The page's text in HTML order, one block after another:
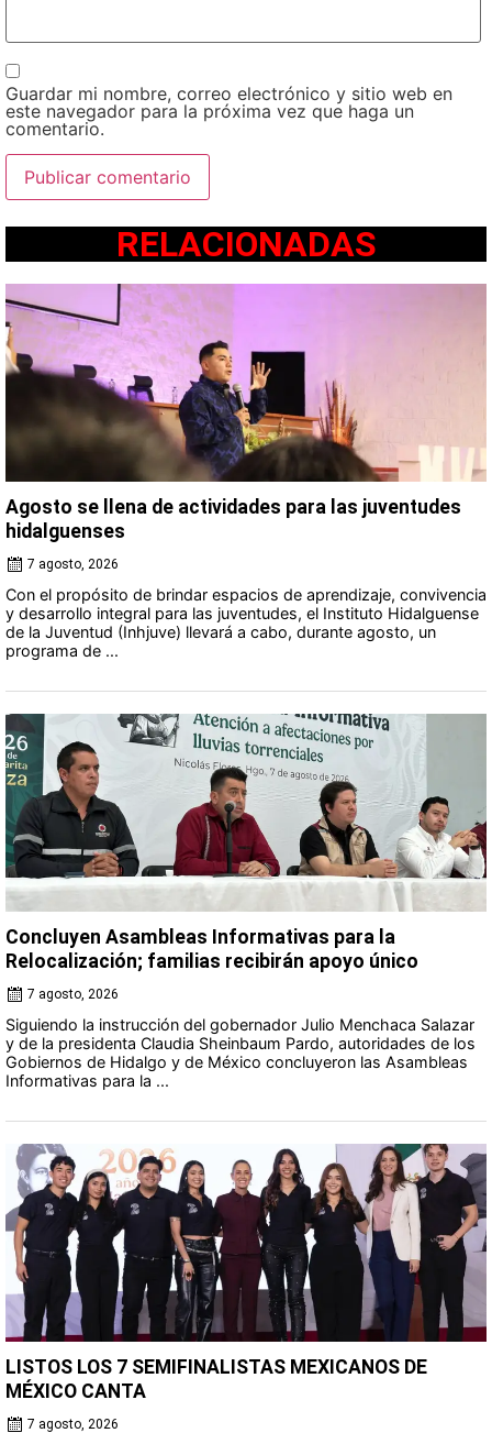
Guardar mi nombre, correo electrónico y sitio web en
este navegador para la próxima vez que haga un
comentario.
RELACIONADAS
Agosto se llena de actividades para las juventudes
hidalguenses
7 agosto, 2026
Con el propósito de brindar espacios de aprendizaje, convivencia
y desarrollo integral para las juventudes, el Instituto Hidalguense
de la Juventud (Inhjuve) llevará a cabo, durante agosto, un
programa de ...
Concluyen Asambleas Informativas para la
Relocalización; familias recibirán apoyo único
7 agosto, 2026
Siguiendo la instrucción del gobernador Julio Menchaca Salazar
y de la presidenta Claudia Sheinbaum Pardo, autoridades de los
Gobiernos de Hidalgo y de México concluyeron las Asambleas
Informativas para la ...
LISTOS LOS 7 SEMIFINALISTAS MEXICANOS DE
MÉXICO CANTA
7 agosto, 2026